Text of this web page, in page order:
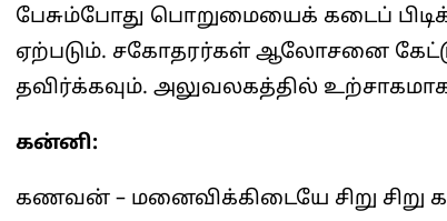
பேசும்போது பொறுமையைக் கடைப்
ஏற்படும். சகோதரர்கள் ஆலோசனை
தவிர்க்கவும். அலுவலகத்தில்
கன்னி:
கணவன் – மனைவிக்கிடையே சிறு சிறு